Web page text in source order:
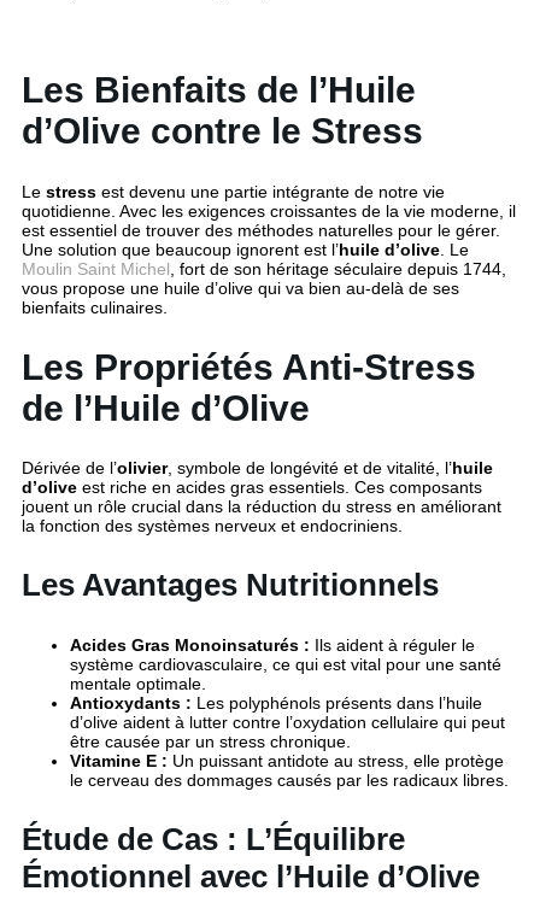
Les Bienfaits de l’Huile
d’Olive contre le Stress
Le stress est devenu une partie intégrante de notre vie
quotidienne. Avec les exigences croissantes de la vie moderne, il
est essentiel de trouver des méthodes naturelles pour le gérer.
Une solution que beaucoup ignorent est l’huile d’olive . Le
Moulin Saint Michel , fort de son héritage séculaire depuis 1744,
vous propose une huile d’olive qui va bien au-delà de ses
bienfaits culinaires.
Les Propriétés Anti-Stress
de l’Huile d’Olive
Dérivée de l’olivier, symbole de longévité et de vitalité, l’huile
d’olive est riche en acides gras essentiels. Ces composants
jouent un rôle crucial dans la réduction du stress en améliorant
la fonction des systèmes nerveux et endocriniens.
Les Avantages Nutritionnels
Acides Gras Monoinsaturés : Ils aident à réguler le
système cardiovasculaire, ce qui est vital pour une santé
mentale optimale.
Antioxydants : Les polyphénols présents dans l’huile
d’olive aident à lutter contre l’oxydation cellulaire qui peut
être causée par un stress chronique.
Vitamine E : Un puissant antidote au stress, elle protège
le cerveau des dommages causés par les radicaux libres.
Étude de Cas : L’Équilibre
Émotionnel avec l’Huile d’Olive